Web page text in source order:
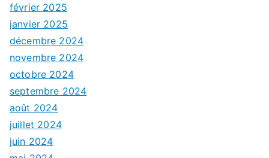
février 2025
janvier 2025
décembre 2024
novembre 2024
octobre 2024
septembre 2024
août 2024
juillet 2024
juin 2024